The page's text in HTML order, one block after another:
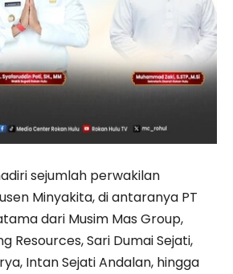
sejumlah perwakilan
Minyakita, di antaranya PT
dari Musim Mas Group,
Resources,Sari Dumai Sejati,
Intan Sejati Andalan, hingga